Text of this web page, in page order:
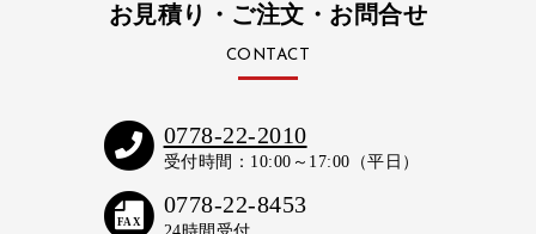
お見積り・ご注文・お問合せ
CONTACT
0778-22-2010
受付時間：10:00～17:00（平日）
FAX
0778-22-8453